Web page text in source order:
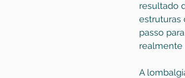
resultado
estruturas
passo
realmente
A